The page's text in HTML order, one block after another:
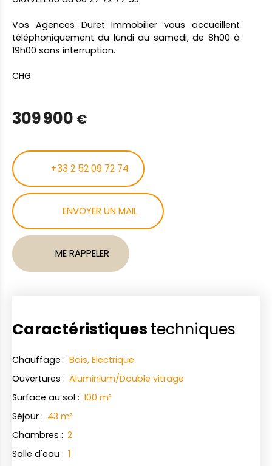
Vos Agences Duret Immobilier vous accueillent
téléphoniquement du lundi au samedi, de 8h00 à
19h00 sans interruption.
CHG
309 900 €
+33 2 52 09 72 74
ENVOYER UN MAIL
ME RAPPELER
Caractéristiques techniques
Chauffage : Bois, Electrique
Ouvertures : Aluminium/Double vitrage
Surface au sol : 100 m²
Séjour : 43 m²
Chambres : 2
Salle d'eau : 1